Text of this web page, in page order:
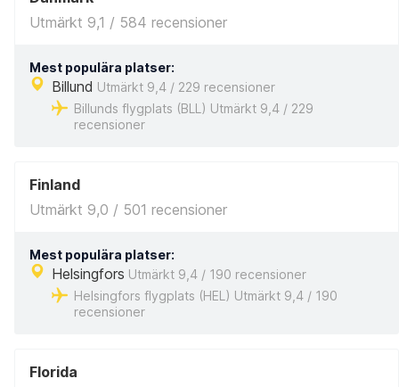
Utmärkt 9,1 / 584 recensioner
Mest populära platser:
Billund Utmärkt 9,4 / 229 recensioner
Billunds flygplats (BLL) Utmärkt 9,4 / 229
recensioner
Finland
Utmärkt 9,0 / 501 recensioner
Mest populära platser:
Helsingfors Utmärkt 9,4 / 190 recensioner
Helsingfors flygplats (HEL) Utmärkt 9,4 / 190
recensioner
Florida